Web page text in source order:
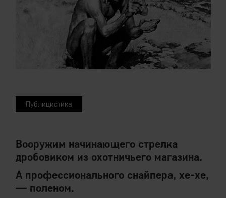
Публицистика
Вооружим начинающего стрелка
дробовиком из охотничьего магазина.
А профессионального снайпера, хе-хе,
— поленом.